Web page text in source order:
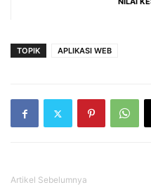
TOPIK APLIKASI WEB
Artikel Sebelumnya